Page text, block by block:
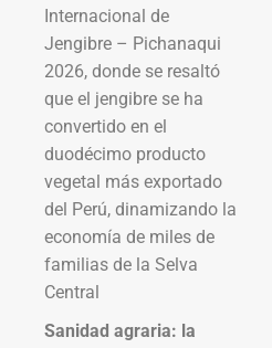
Internacional de
Jengibre – Pichanaqui
2026, donde se resaltó
que el jengibre se ha
convertido en el
duodécimo producto
vegetal más exportado
del Perú, dinamizando la
economía de miles de
familias de la Selva
Central
Sanidad agraria: la